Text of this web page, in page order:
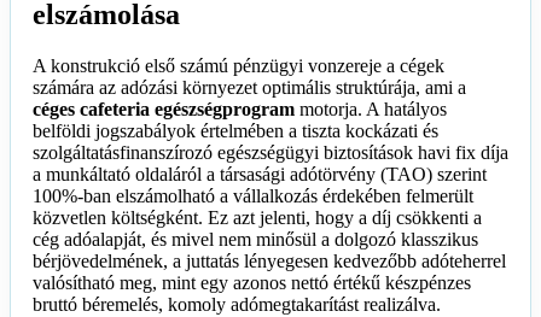
elszámolása
A konstrukció első számú pénzügyi vonzereje a cégek
számára az adózási környezet optimális struktúrája, ami a
céges cafeteria egészségprogram motorja. A hatályos
belföldi jogszabályok értelmében a tiszta kockázati és
szolgáltatásfinanszírozó egészségügyi biztosítások havi fix díja
a munkáltató oldaláról a társasági adótörvény (TAO) szerint
100%-ban elszámolható a vállalkozás érdekében felmerült
közvetlen költségként. Ez azt jelenti, hogy a díj csökkenti a
cég adóalapját, és mivel nem minősül a dolgozó klasszikus
bérjövedelmének, a juttatás lényegesen kedvezőbb adóteherrel
valósítható meg, mint egy azonos nettó értékű készpénzes
bruttó béremelés, komoly adómegtakarítást realizálva.